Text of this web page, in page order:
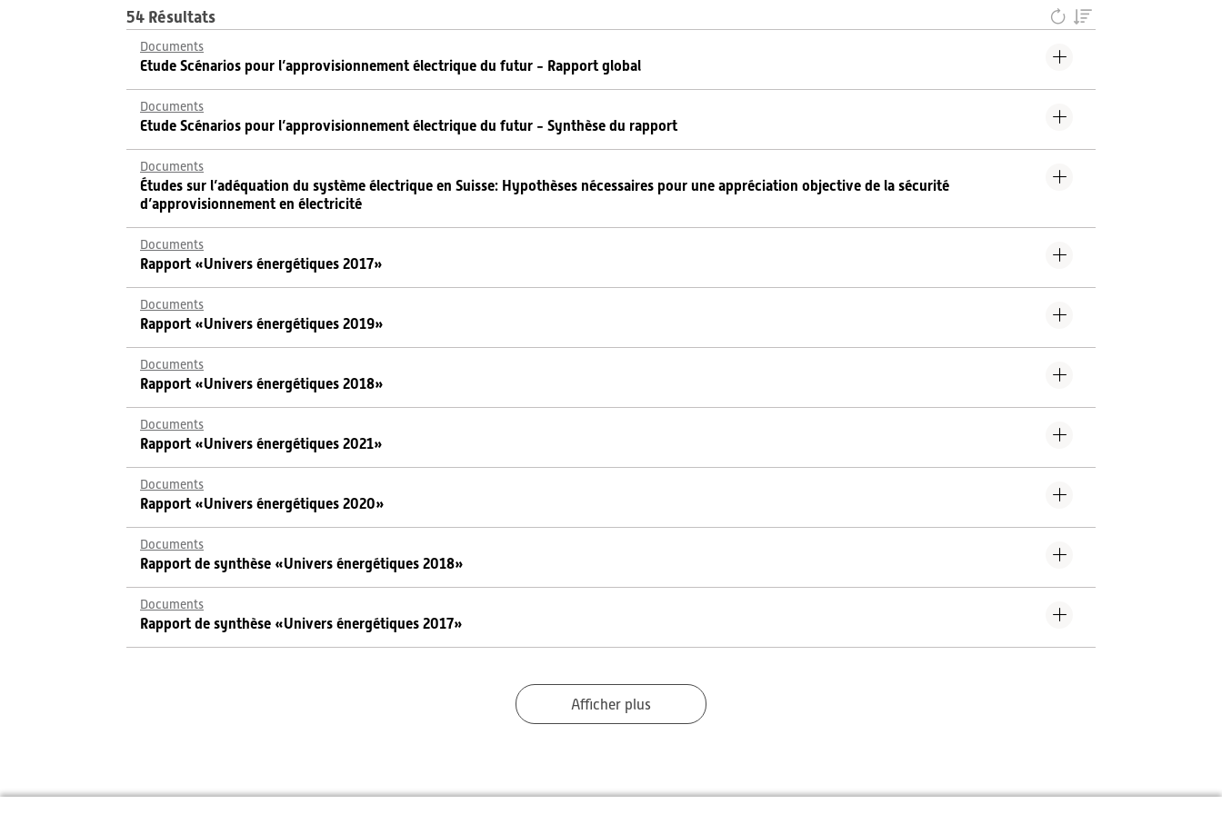
54 Résultats
Documents
Etude Scénarios pour l’approvisionnement électrique du futur - Rapport global
Documents
Etude Scénarios pour l’approvisionnement électrique du futur - Synthèse du rapport
Documents
Études sur l’adéquation du système électrique en Suisse: Hypothèses nécessaires pour une appréciation objective de la sécurité
d’approvisionnement en électricité
Documents
Rapport «Univers énergétiques 2017»
Documents
Rapport «Univers énergétiques 2019»
Documents
Rapport «Univers énergétiques 2018»
Documents
Rapport «Univers énergétiques 2021»
Documents
Rapport «Univers énergétiques 2020»
Documents
Rapport de synthèse «Univers énergétiques 2018»
Documents
Rapport de synthèse «Univers énergétiques 2017»
Afficher plus